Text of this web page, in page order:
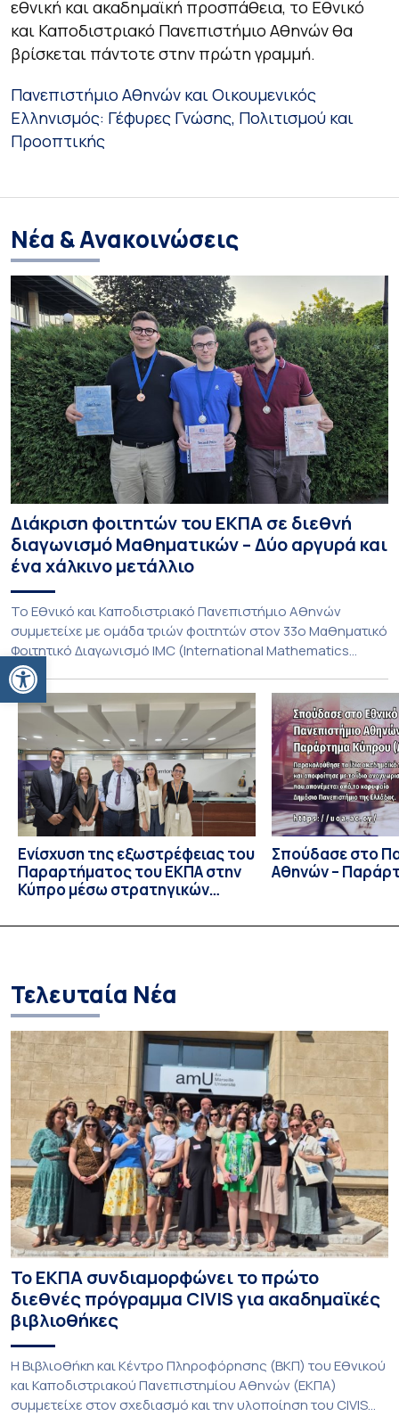
Ανοίξτε τη γραμμή εργαλείων
εθνική και ακαδημαϊκή προσπάθεια, το Εθνικό
και Καποδιστριακό Πανεπιστήμιο Αθηνών θα
βρίσκεται πάντοτε στην πρώτη γραμμή.
Πανεπιστήμιο Αθηνών και Οικουμενικός
Ελληνισμός: Γέφυρες Γνώσης, Πολιτισμού και
Προοπτικής
Νέα & Ανακοινώσεις
Διάκριση φοιτητών του ΕΚΠΑ σε διεθνή
διαγωνισμό Μαθηματικών – Δύο αργυρά και
ένα χάλκινο μετάλλιο
To Εθνικό και Καποδιστριακό Πανεπιστήμιο Αθηνών
συμμετείχε με ομάδα τριών φοιτητών στον 33ο Μαθηματικό
Φοιτητικό Διαγωνισμό IMC (International Mathematics
Competition), ο οποίος πραγματοποιήθηκε στις 29 και 30
Ιουλίου στο Blagoevgrad της Βουλγαρίας. Σε αυτόν
συμμετείχαν 447 φοιτητές εκπροσωπώντας 135
πανεπιστήμια από 46 χώρες. Από την Ελλάδα, συμμετείχαν
επίσης το Εθνικό Μετσόβιο Πολυτεχνείο, το Αριστοτέλειο
Πανεπιστήμιο […]
Ενίσχυση της εξωστρέφειας του
Παραρτήματος του ΕΚΠΑ στην
Κύπρο μέσω στρατηγικών
Σπούδασε στο
Αθηνών –
Τελευταία Νέα
Το ΕΚΠΑ συνδιαμορφώνει το πρώτο
διεθνές πρόγραμμα CIVIS για ακαδημαϊκές
βιβλιοθήκες
Η Βιβλιοθήκη και Κέντρο Πληροφόρησης (ΒΚΠ) του Εθνικού
και Καποδιστριακού Πανεπιστημίου Αθηνών (ΕΚΠΑ)
συμμετείχε στον σχεδιασμό και την υλοποίηση του CIVIS